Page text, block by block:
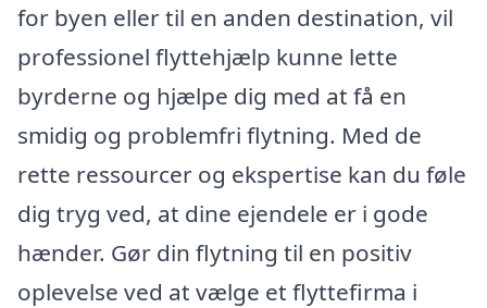
for byen eller til en anden destination, vil
professionel flyttehjælp kunne lette
byrderne og hjælpe dig med at få en
smidig og problemfri flytning. Med de
rette ressourcer og ekspertise kan du føle
dig tryg ved, at dine ejendele er i gode
hænder. Gør din flytning til en positiv
oplevelse ved at vælge et flyttefirma i